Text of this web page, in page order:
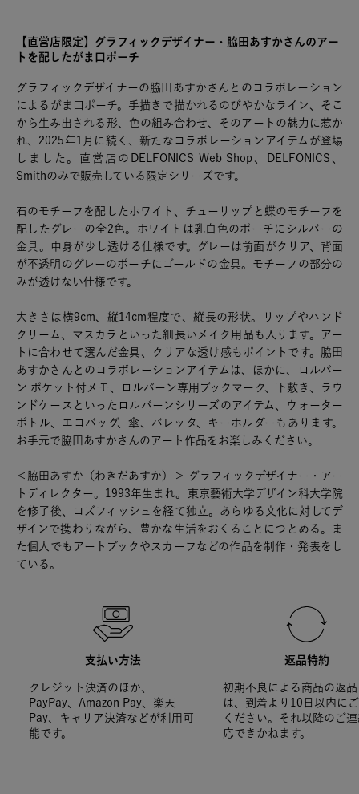
【直営店限定】グラフィックデザイナー・脇田あすかさんのアー
トを配したがま口ポーチ
グラフィックデザイナーの脇田あすかさんとのコラボレーション
によるがま口ポーチ。手描きで描かれるのびやかなライン、そこ
から生み出される形、色の組み合わせ、そのアートの魅力に惹か
れ、2025年1月に続く、新たなコラボレーションアイテムが登場
しました。直営店のDELFONICS Web Shop、DELFONICS、
Smithのみで販売している限定シリーズです。
石のモチーフを配したホワイト、チューリップと蝶のモチーフを
配したグレーの全2色。ホワイトは乳白色のポーチにシルバーの
金具。中身が少し透ける仕様です。グレーは前面がクリア、背面
が不透明のグレーのポーチにゴールドの金具。モチーフの部分の
みが透けない仕様です。
大きさは横9cm、縦14cm程度で、縦長の形状。リップやハンド
クリーム、マスカラといった細長いメイク用品も入ります。アー
トに合わせて選んだ金具、クリアな透け感もポイントです。脇田
あすかさんとのコラボレーションアイテムは、ほかに、ロルバー
ン ポケット付メモ、ロルバーン専用ブックマーク、下敷き、ラウ
ンドケースといったロルバーンシリーズのアイテム、ウォーター
ボトル、エコバッグ、傘、バレッタ、キーホルダーもあります。
お手元で脇田あすかさんのアート作品をお楽しみください。
＜脇田あすか（わきだあすか）＞ グラフィックデザイナー・アー
トディレクター。1993年生まれ。東京藝術大学デザイン科大学院
を修了後、コズフィッシュを経て独立。あらゆる文化に対してデ
ザインで携わりながら、豊かな生活をおくることにつとめる。ま
た個人でもアートブックやスカーフなどの作品を制作・発表をし
ている。
支払い方法
クレジット決済のほか、
PayPay、Amazon Pay、楽天
Pay、キャリア決済などが利用可
能です。
返品特約
初期不良による商品の返
は、到着より10日以内に
ください。それ以降のご
応できかねます。